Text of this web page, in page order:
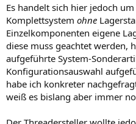
Es handelt sich hier jedoch
Komplettsystem ohne
Einzelkomponenten eigene
diese muss geachtet werden,
aufgeführte System-
Konfigurationsauswahl
habe ich konkreter
weiß es bislang aber immer